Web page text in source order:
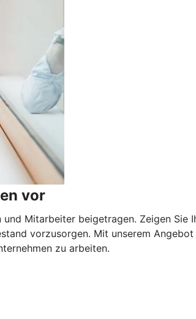
vor
Mitarbeiter beigetragen. Zeigen
vorzusorgen. Mit unserem
zu arbeiten.